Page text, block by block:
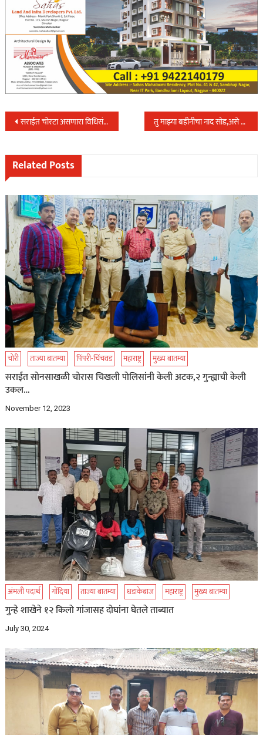
Post
navigation
सराईत चोरटा असणारा विधिसंघर्षीत बालक भारती विद्यापीठ पोलिसांच्या ताब्यात,चोरी केलेले ८ मोटारसायकल व २४ मोबाईल केले हस्तगत…. तु माझ्या बहीनीचा नाद सोड,असे म्हनत मित्रानेच काढला मित्राचा काटा….
Related Posts
चोरी ताज्या बातम्या पिंपरी-चिंचवड महाराष्ट्र मुख्य बातम्या
सराईत सोनसाखळी चोरास चिखली पोलिसांनी केली अटक,२ गुन्ह्याची केली
उकल…
November 12, 2023
अंमली पदार्थ गोंदिया ताज्या बातम्या धडाकेबाज महाराष्ट्र मुख्य बातम्या
गुन्हे शाखेने १२ किलो गांजासह दोघांना घेतले ताब्यात
July 30, 2024